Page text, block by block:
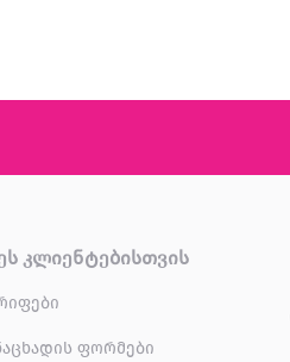
ᲙᲚᲘᲔᲜᲢᲔᲑᲘᲡᲗᲕᲘᲡ
ფორმები